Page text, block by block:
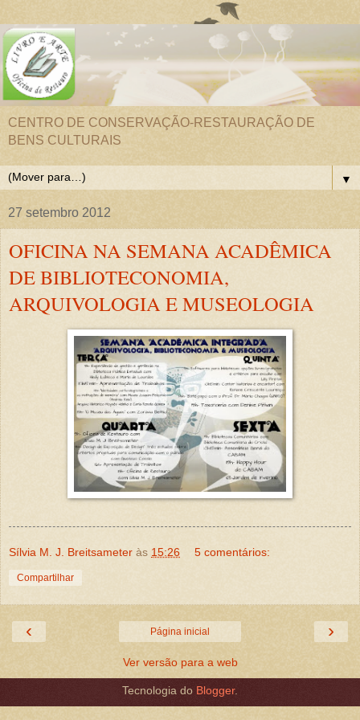
CENTRO DE CONSERVAÇÃO-RESTAURAÇÃO DE
BENS CULTURAIS
▼
27 setembro 2012
OFICINA NA SEMANA ACADÊMICA
DE BIBLIOTECONOMIA,
ARQUIVOLOGIA E MUSEOLOGIA
Sílvia M. J. Breitsameter às 15:26 5 comentários:
Compartilhar
‹ ›
Página inicial
Ver versão para a web
Tecnologia do Blogger.